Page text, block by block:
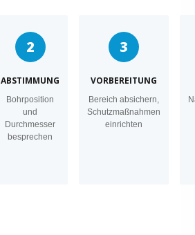
2
ABSTIMMUNG
Bohrposition
und
Durchmesser
besprechen
3
VORBEREITUNG
Bereich absichern,
Schutzmaßnahmen
einrichten